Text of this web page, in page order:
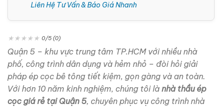
Liên Hệ Tư Vấn & Báo Giá Nhanh
★ ★ ★ ★ ★ 0/5 (0)
Quận 5 – khu vực trung tâm TP.HCM với nhiều nhà
phố, công trình dân dụng và hẻm nhỏ – đòi hỏi giải
pháp ép cọc bê tông tiết kiệm, gọn gàng và an toàn.
Với hơn 10 năm kinh nghiệm, chúng tôi là nhà thầu ép
cọc giá rẻ tại Quận 5, chuyên phục vụ công trình nhà